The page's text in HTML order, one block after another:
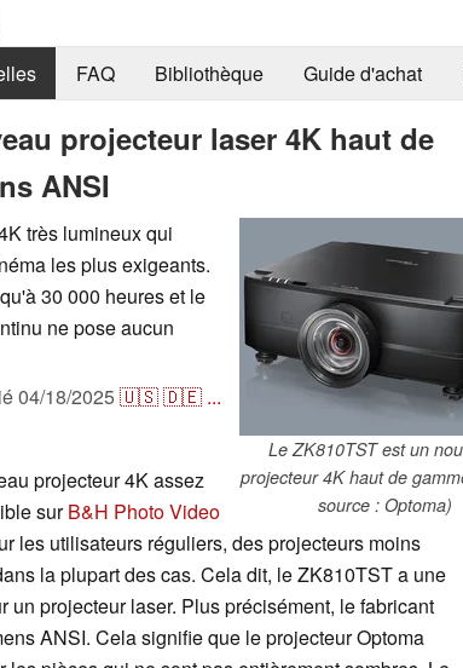
FAQ Bibliothèque Guide d'achat
projecteur laser 4K haut de
ANSI
Le ZK810TST est un
projecteur 4K haut de
source : Optoma)
très lumineux qui
les plus exigeants.
30 000 heures et le
ne pose aucun
04/18/2025🇺🇸🇩🇪 ...
projecteur 4K assez
surB&H Photo Video
les utilisateurs réguliers, des projecteurs moins
la plupart des cas. Cela dit, le ZK810TST a une
un projecteur laser. Plus précisément, le fabricant
ANSI. Cela signifie que le projecteur Optoma